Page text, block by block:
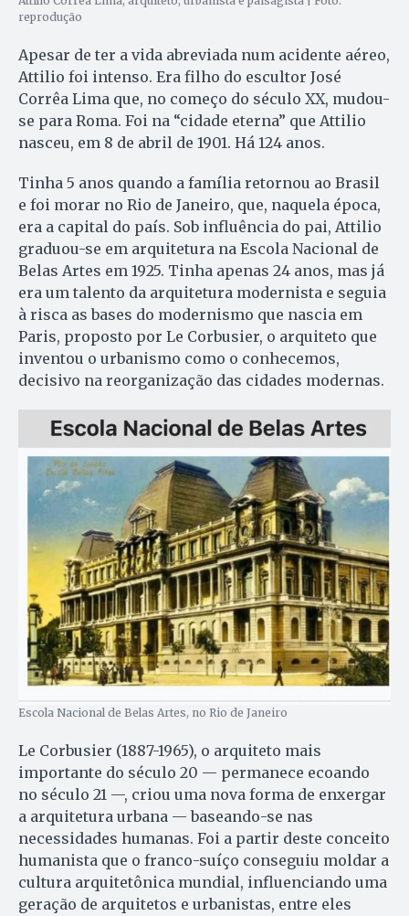
reprodução
Apesar de ter a vida abreviada num acidente aéreo,
Attilio foi intenso. Era filho do escultor José
Corrêa Lima que, no começo do século XX, mudou-
se para Roma. Foi na “cidade eterna” que Attilio
nasceu, em 8 de abril de 1901. Há 124 anos.
Tinha 5 anos quando a família retornou ao Brasil
e foi morar no Rio de Janeiro, que, naquela época,
era a capital do país. Sob influência do pai, Attilio
graduou-se em arquitetura na Escola Nacional de
Belas Artes em 1925. Tinha apenas 24 anos, mas já
era um talento da arquitetura modernista e seguia
à risca as bases do modernismo que nascia em
Paris, proposto por Le Corbusier, o arquiteto que
inventou o urbanismo como o conhecemos,
decisivo na reorganização das cidades modernas.
Escola Nacional de Belas Artes, no Rio de Janeiro
Le Corbusier (1887-1965), o arquiteto mais
importante do século 20 — permanece ecoando
no século 21 —, criou uma nova forma de enxergar
a arquitetura urbana — baseando-se nas
necessidades humanas. Foi a partir deste conceito
humanista que o franco-suíço conseguiu moldar a
cultura arquitetônica mundial, influenciando uma
geração de arquitetos e urbanistas, entre eles